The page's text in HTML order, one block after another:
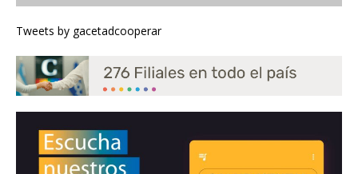
Tweets by gacetadcooperar